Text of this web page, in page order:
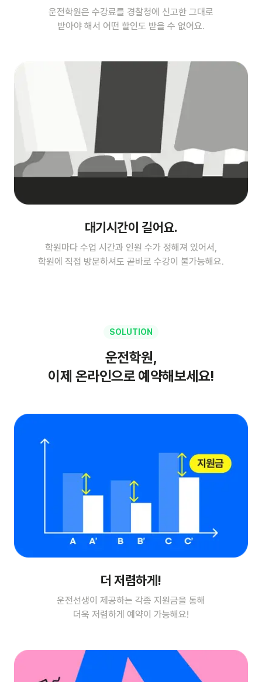
운전학원은 수강료를 경찰청에 신고한 그대로
받아야 해서 어떤 할인도 받을 수 없어요.
대기시간이 길어요.
학원마다 수업 시간과 인원 수가 정해져 있어서,
학원에 직접 방문하셔도 곧바로 수강이 불가능해요.
SOLUTION
운전학원,
이제 온라인으로 예약해보세요!
더 저렴하게!
운전선생이 제공하는 각종 지원금을 통해
더욱 저렴하게 예약이 가능해요!